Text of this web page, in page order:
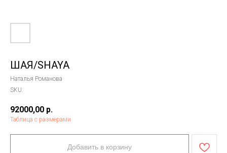
ШАЯ/SHAYA
Наталья Романова
SKU:
92000,00 р.
Таблица с размерами
Добавить в корзину